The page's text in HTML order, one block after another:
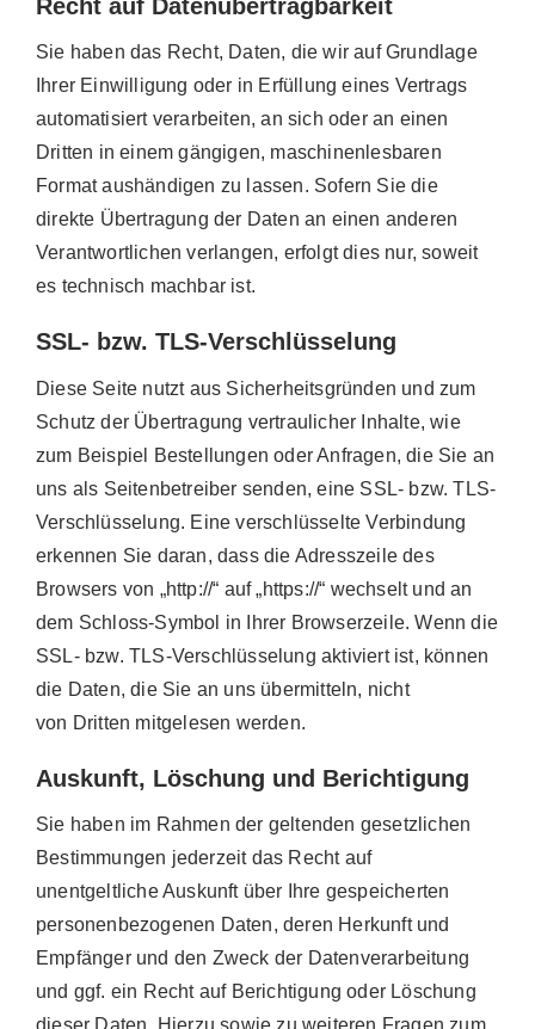
Recht auf Datenübertragbarkeit
Sie haben das Recht, Daten, die wir auf Grundlage
Ihrer Einwilligung oder in Erfüllung eines Vertrags
automatisiert verarbeiten, an sich oder an einen
Dritten in einem gängigen, maschinenlesbaren
Format aushändigen zu lassen. Sofern Sie die
direkte Übertragung der Daten an einen anderen
Verantwortlichen verlangen, erfolgt dies nur, soweit
es technisch machbar ist.
SSL- bzw. TLS-Verschlüsselung
Diese Seite nutzt aus Sicherheitsgründen und zum
Schutz der Übertragung vertraulicher Inhalte, wie
zum Beispiel Bestellungen oder Anfragen, die Sie an
uns als Seitenbetreiber senden, eine SSL- bzw. TLS-
Verschlüsselung. Eine verschlüsselte Verbindung
erkennen Sie daran, dass die Adresszeile des
Browsers von „http://“ auf „https://“ wechselt und an
dem Schloss-Symbol in Ihrer Browserzeile. Wenn die
SSL- bzw. TLS-Verschlüsselung aktiviert ist, können
die Daten, die Sie an uns übermitteln, nicht
von Dritten mitgelesen werden.
Auskunft, Löschung und Berichtigung
Sie haben im Rahmen der geltenden gesetzlichen
Bestimmungen jederzeit das Recht auf
unentgeltliche Auskunft über Ihre gespeicherten
personenbezogenen Daten, deren Herkunft und
Empfänger und den Zweck der Datenverarbeitung
und ggf. ein Recht auf Berichtigung oder Löschung
dieser Daten. Hierzu sowie zu weiteren Fragen zum